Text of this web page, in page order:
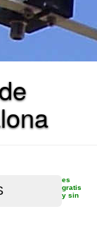
es
gratis
y sin